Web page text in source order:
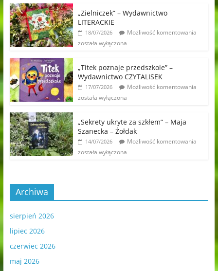
„Zielniczek” – Wydawnictwo
LITERACKIE
18/07/2026
Możliwość komentowania
została wyłączona
„Titek poznaje przedszkole” –
Wydawnictwo CZYTALISEK
17/07/2026
Możliwość komentowania
została wyłączona
„Sekrety ukryte za szkłem” – Maja
Szanecka – Żołdak
14/07/2026
Możliwość komentowania
została wyłączona
Archiwa
sierpień 2026
lipiec 2026
czerwiec 2026
maj 2026